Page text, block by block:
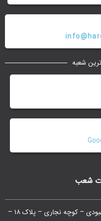
شعب
شعبه مرکزی : ستارخان – بین شادمهر و بهبودی – کوچه نجاری – پلاک ۱۸ –
شعبه